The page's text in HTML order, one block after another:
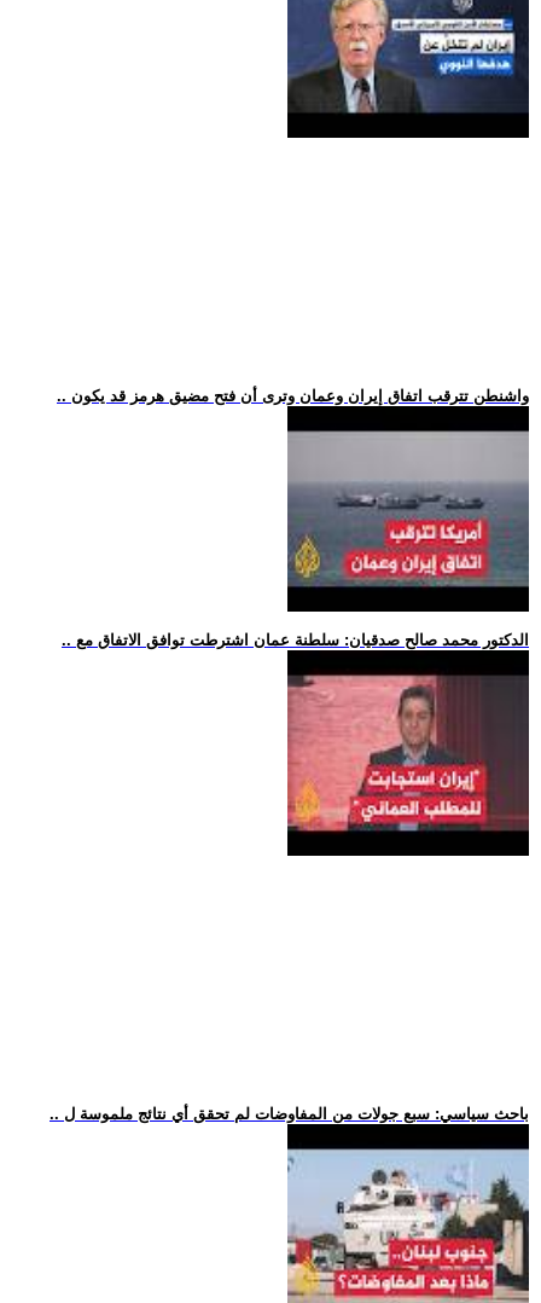
.. واشنطن تترقب اتفاق إيران وعمان وترى أن فتح مضيق هرمز قد يكون
.. الدكتور محمد صالح صدقيان: سلطنة عمان اشترطت توافق الاتفاق مع
.. باحث سياسي: سبع جولات من المفاوضات لم تحقق أي نتائج ملموسة ل